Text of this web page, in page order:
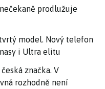
prodlužuje
model. Nový telefon
i Ultra elitu
značka. V
rozhodně není